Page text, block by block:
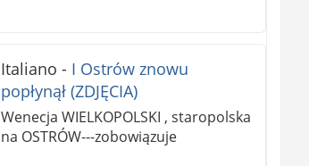
Italiano - I Ostrów znowu
popłynął (ZDJĘCIA)
Wenecja WIELKOPOLSKI , staropolska
na OSTRÓW---zobowiązuje